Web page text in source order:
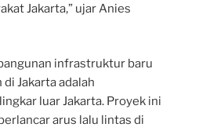
Jakarta,” ujar Anies
infrastruktur baru
Jakarta adalah
luar Jakarta. Proyek ini
arus lalu lintas di